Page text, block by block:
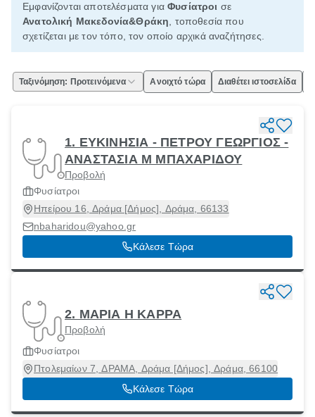
Εμφανίζονται αποτελέσματα γιαΦυσίατροι σε
Ανατολική Μακεδονία&Θράκη , τοποθεσία που
σχετίζεται με τον τόπο, τον οποίο αρχικά αναζήτησες.
Ταξινόμηση: Προτεινόμενα Ανοιχτό τώρα Διαθέτει ιστοσελίδα
1. ΕΥΚΙΝΗΣΙΑ - ΠΕΤΡΟΥ ΓΕΩΡΓΙΟΣ -
ΑΝΑΣΤΑΣΙΑ Μ ΜΠΑΧΑΡΙΔΟΥ
Προβολή
Φυσίατροι
Ηπείρου 16, Δράμα [Δήμος], Δράμα, 66133
nbaharidou@yahoo.gr
Κάλεσε Τώρα
2. ΜΑΡΙΑ Η ΚΑΡΡΑ
Προβολή
Φυσίατροι
Πτολεμαίων 7, ΔΡΑΜΑ, Δράμα [Δήμος], Δράμα, 66100
Κάλεσε Τώρα